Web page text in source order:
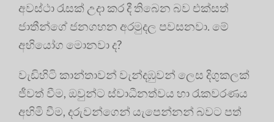
අවස්ථා රැසක් උදා කර දී තිබෙන බව එක්සත්
ජාතීන්ගේ ජනගහන අරමුදල පවසනවා. මේ
අභියෝග මොනවා ද?
වැඩිහිටි කාන්තාවන් වැන්දඹුවන් ලෙස දිගුකලක්
ජීවත් වීම, ඔවුන්ට ස්වාධීනත්වය හා රැකවරණය
අහිමි වීම, දරුවන්ගෙන් යැපෙන්නන් බවට පත්